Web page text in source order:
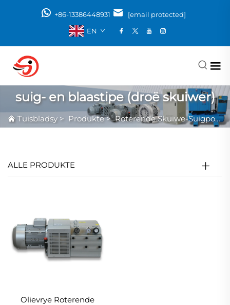
+86-13386448931
[email protected]
EN
suig- en blaastipe (droë skuiwer)
Tuisbladsy > Produkte>Roterende Skuiwe-Suigpomp
ALLE PRODUKTE
Olievrye Roterende